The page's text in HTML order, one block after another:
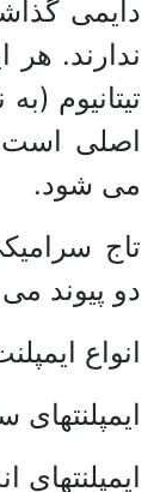
دایمی
ندارند.
تیتانیوم
اصلی است
می شود.
تاج
دو پیوند
انواع
ایمپلنتهای